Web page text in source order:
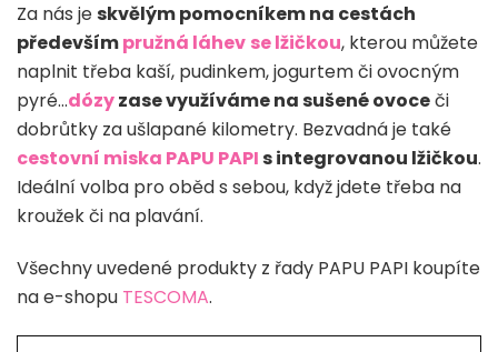
Za nás jeskvělým pomocníkem na cestách
předevšímpružná láhev se lžičkou, kterou můžete
naplnit třeba kaší, pudinkem, jogurtem či ovocným
pyré…dózyzase využíváme na sušené ovoceči
dobrůtky za ušlapané kilometry. Bezvadná je také
cestovní miska PAPU PAPIs integrovanou lžičkou.
Ideální volba pro oběd s sebou, když jdete třeba na
kroužek či na plavání.
Všechny uvedené produkty z řady PAPU PAPI koupíte
na e-shopu TESCOMA.